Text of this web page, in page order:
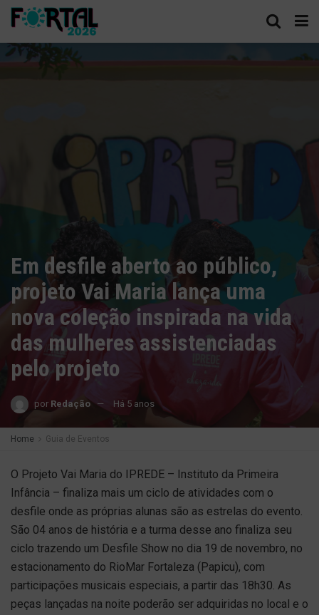
Em desfile aberto ao público,
projeto Vai Maria lança uma
nova coleção inspirada na vida
das mulheres assistenciadas
pelo projeto
por Redação Há 5 anos
Home Guia de Eventos
O Projeto Vai Maria do IPREDE – Instituto da Primeira
Infância – finaliza mais um ciclo de atividades com o
desfile onde as próprias alunas são as estrelas do evento.
São 04 anos de história e a turma desse ano finaliza seu
ciclo trazendo um Desfile Show no dia 19 de novembro, no
estacionamento do RioMar Fortaleza (Papicu), com
participações musicais especiais, a partir das 18h30. As
peças lançadas na noite poderão ser adquiridas no local e o